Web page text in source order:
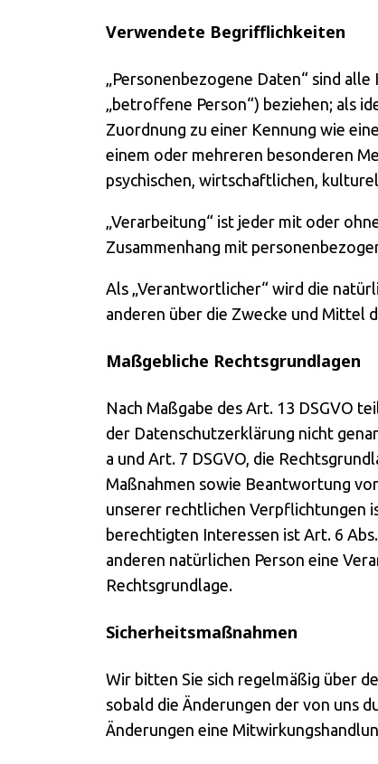
Verwendete Begrifflichkeiten
„Personenbezogene Daten“ sind
„betroffene Person“) beziehen; als
Zuordnung zu einer Kennung wie
einem oder mehreren besonderen
psychischen, wirtschaftlichen,
„Verarbeitung“ ist jeder mit oder
Zusammenhang mit
Als „Verantwortlicher“ wird die
anderen über die Zwecke und Mittel
Maßgebliche Rechtsgrundlagen
Nach Maßgabe des Art. 13 DSGVO
der Datenschutzerklärung nicht
a und Art. 7 DSGVO, die
Maßnahmen sowie Beantwortung
unserer rechtlichen Verpflichtungen
berechtigten Interessen ist Art. 6
anderen natürlichen Person eine
Rechtsgrundlage.
Sicherheitsmaßnahmen
Wir bitten Sie sich regelmäßig über
sobald die Änderungen der von uns
Änderungen eine